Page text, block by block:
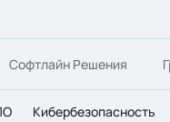
Софтлайн Решения
Кибербезопасность